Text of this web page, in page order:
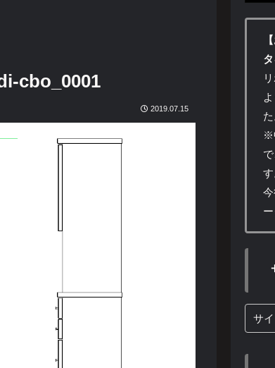
cbo_0001
2019.07.15
た
※
す